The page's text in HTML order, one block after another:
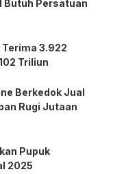
Butuh Persatuan
Terima 3.922
Triliun
Berkedok Jual
Rugi Jutaan
Pupuk
2025